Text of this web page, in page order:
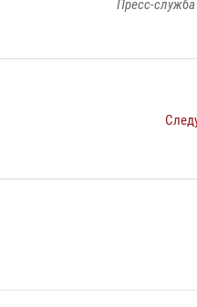
Пресс-служба